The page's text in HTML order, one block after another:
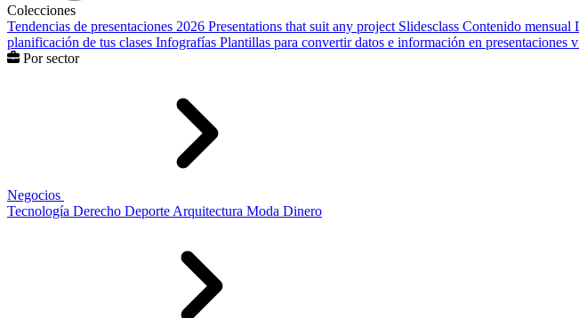
Colecciones
Tendencias de presentaciones 2026 Presentations that suit any project Slidesclass Contenido mensual
planificación de tus clases Infografías Plantillas para convertir datos e información en presentaciones
Por sector
Negocios
Tecnología Derecho Deporte Arquitectura Moda Dinero